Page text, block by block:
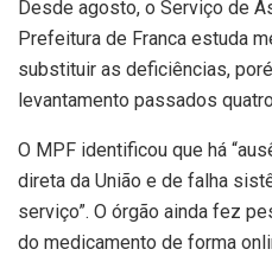
Desde agosto, o Serviço de
Prefeitura de Franca estuda
substituir as deficiências,
levantamento passados
O MPF identificou que há
direta da União e de falha
serviço”. O órgão ainda fez
do medicamento de forma